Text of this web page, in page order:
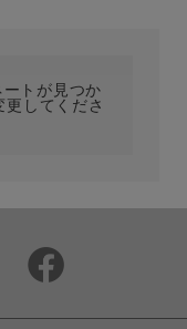
トが見つか
更してくださ